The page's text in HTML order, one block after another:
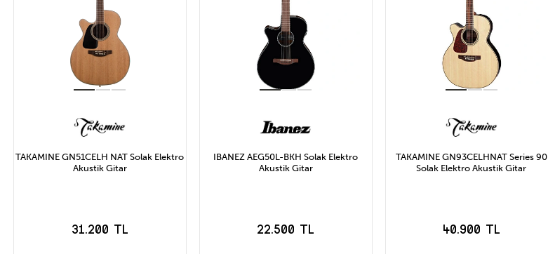
TAKAMINE GN51CELH NAT Solak Elektro
Akustik Gitar
31.200 TL
IBANEZ AEG50L-BKH Solak Elektro
Akustik Gitar
22.500 TL
TAKAMINE GN93CELHNAT Series 90
Solak Elektro Akustik Gitar
40.900 TL